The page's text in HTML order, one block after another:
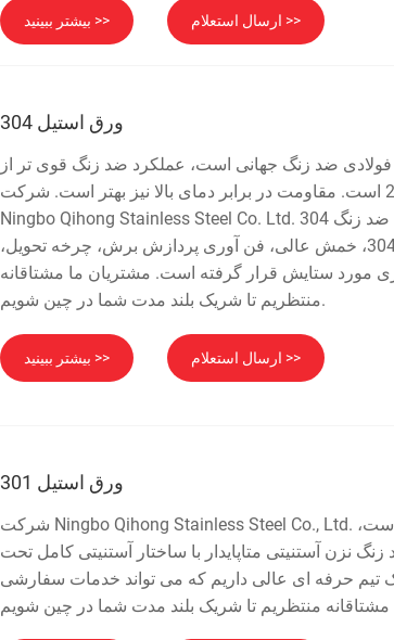
بیشتر ببینید >> ارسال استعلام >>
ورق استیل 304
ضد زنگ 304 یک ماده فولادی ضد زنگ جهانی است، عملکرد ضد زنگ قوی تر از
مواد فولادی ضد زنگ سری 200 است. مقاومت در برابر دمای بالا نیز بهتر است. شرکت
Ningbo Qihong Stainless Steel Co. Ltd. یک تامین کننده حرفه ای ورق فولادی ضد زنگ 304
است، کیفیت ورق فولادی ضد زنگ 304، خمش عالی، فن آوری پردازش برش، چرخه تحویل،
ستایش قرار گرفته است. مشتریان ما مشتاقانه
منتظریم تا شریک بلند مدت شما در چین شویم.
بیشتر ببینید >> ارسال استعلام >>
ورق استیل 301
شرکت Ningbo Qihong Stainless Steel Co., Ltd. متخصص در ورق فولاد ضد زنگ دقیق است،
ضد زنگ 301 یک فولاد زنگ نزن آستنیتی متاپایدار با ساختار آستنیتی کامل تحت
تیم حرفه ای عالی داریم که می تواند خدمات سفارشی